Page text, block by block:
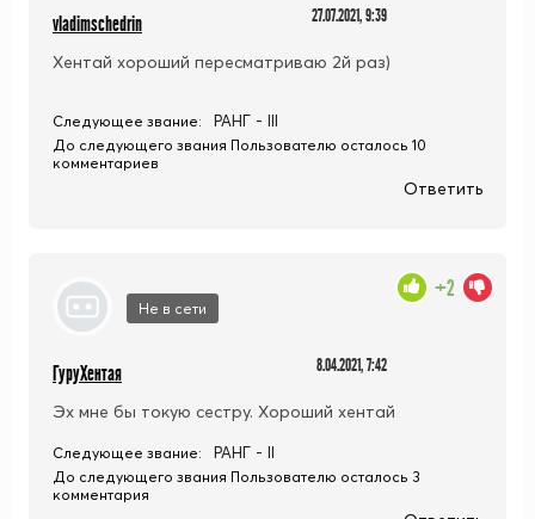
vladimschedrin 27.07.2021, 9:39
Хентай хороший пересматриваю 2й раз)
Следующее звание: РАНГ - III
До следующего звания Пользователю осталось 10
комментариев
Ответить
Не в сети
ГуруХентая 8.04.2021, 7:42
Эх мне бы токую сестру. Хороший хентай
+2
Следующее звание: РАНГ - II
До следующего звания Пользователю осталось 3
комментария